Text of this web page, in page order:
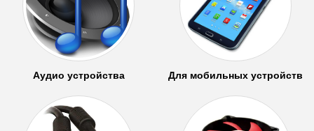
Аудио устройства Для мобильных устройств